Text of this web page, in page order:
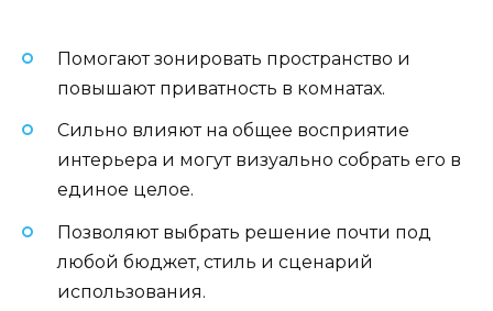
Помогают зонировать пространство и
повышают приватность в комнатах.
Сильно влияют на общее восприятие
интерьера и могут визуально собрать его в
единое целое.
Позволяют выбрать решение почти под
любой бюджет, стиль и сценарий
использования.